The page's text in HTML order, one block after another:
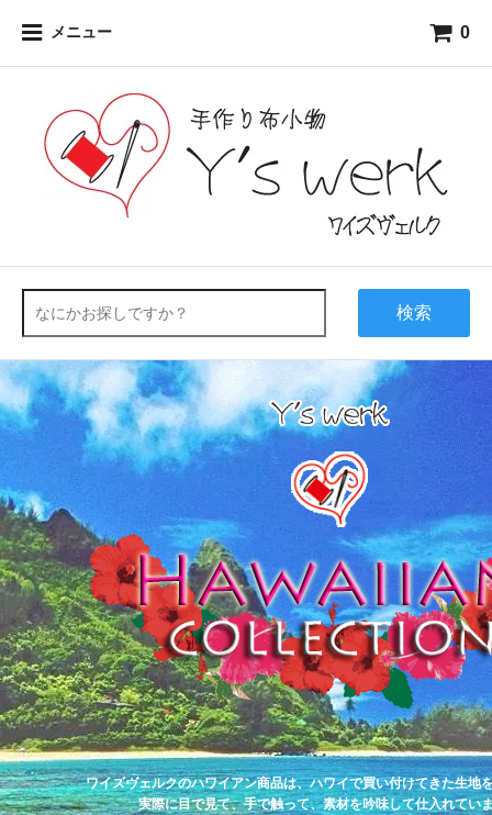
メニュー 0
検索
ワイズヴェルクのハワイアン商品は、ハワイで買い付けてきた生地
実際に目で見て、手で触って、素材を吟味して仕入れてい